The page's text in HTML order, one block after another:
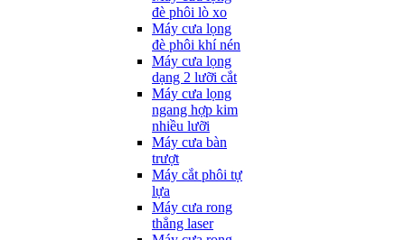
đè phôi lò xo
Máy cưa lọng
đè phôi khí nén
Máy cưa lọng
dạng 2 lưỡi cắt
Máy cưa lọng
ngang hợp kim
nhiều lưỡi
Máy cưa bàn
trượt
Máy cắt phôi tự
lựa
Máy cưa rong
thẳng laser